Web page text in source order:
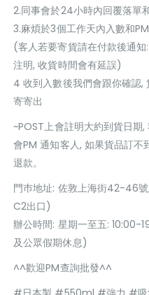
2.同事會於24小時內回覆落單
3.麻煩於3個工作天內入數和
(客人若要寄貨請在付款後通
注明, 收貨時間會有延誤)
4 收到入數後我們會跟你確認,
寄寄出
~POST上會註明大約到貨日期
會PM 通知客人, 如果貨品訂不
退款。
門巿地址: 佐敦上海街42-46
C2出口)
辦公時間: 星期一至五: 10:00-
及公眾假期休息)
^^歡迎PM查詢批發^^